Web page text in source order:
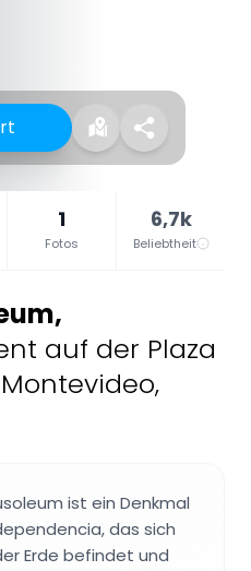
1
Fotos
6,7k
Beliebtheit
,
auf der Plaza
ist ein Denkmal
das sich
Erde befindet und